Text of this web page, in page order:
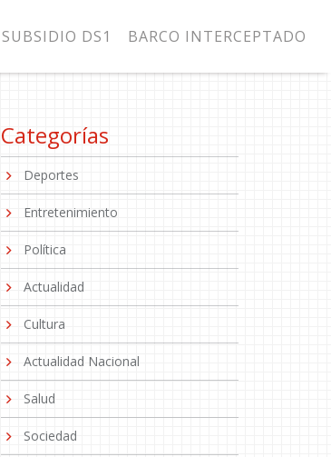
SUBSIDIO DS1 BARCO INTERCEPTADO
Categorías
Deportes
Entretenimiento
Política
Actualidad
Cultura
Actualidad Nacional
Salud
Sociedad